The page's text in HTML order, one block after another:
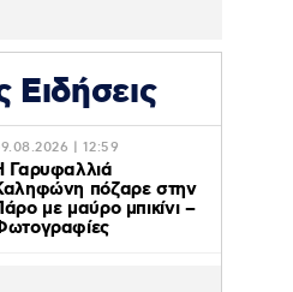
Ειδήσεις
| 12:59
Γαρυφαλλιά
πόζαρε στην
με μαύρο μπικίνι –